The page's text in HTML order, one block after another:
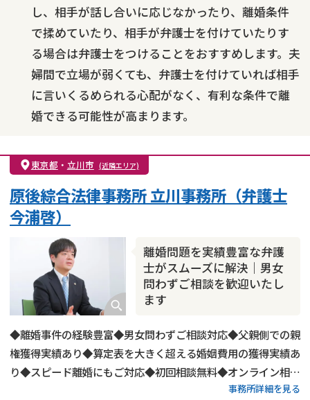
し、相手が話し合いに応じなかったり、離婚条件
で揉めていたり、相手が弁護士を付けていたりす
る場合は弁護士をつけることをおすすめします。夫
婦間で立場が弱くても、弁護士を付けていれば相手
に言いくるめられる心配がなく、有利な条件で離
婚できる可能性が高まります。
東京都 ・ 立川市 (近隣エリア)
離婚問題を実績豊富な弁護
士がスムーズに解決｜男女
問わずご相談を歓迎いたし
ます
原後綜合法律事務所 立川事務所（弁護士
今浦啓）
◆離婚事件の経験豊富◆男女問わずご相談対応◆父親側での親
権獲得実績あり◆算定表を大きく超える婚姻費用の獲得実績あ
り◆スピード離婚にもご対応◆初回相談無料◆オンライン相談
にもご対応◆平日20時までご相談受付◆土日祝日もご予約可
事務所詳細を見る